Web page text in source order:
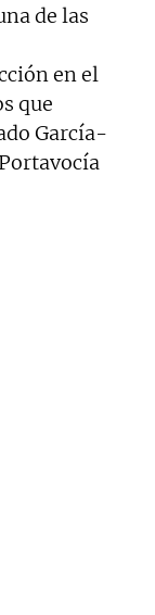
de las
en el
que
García-